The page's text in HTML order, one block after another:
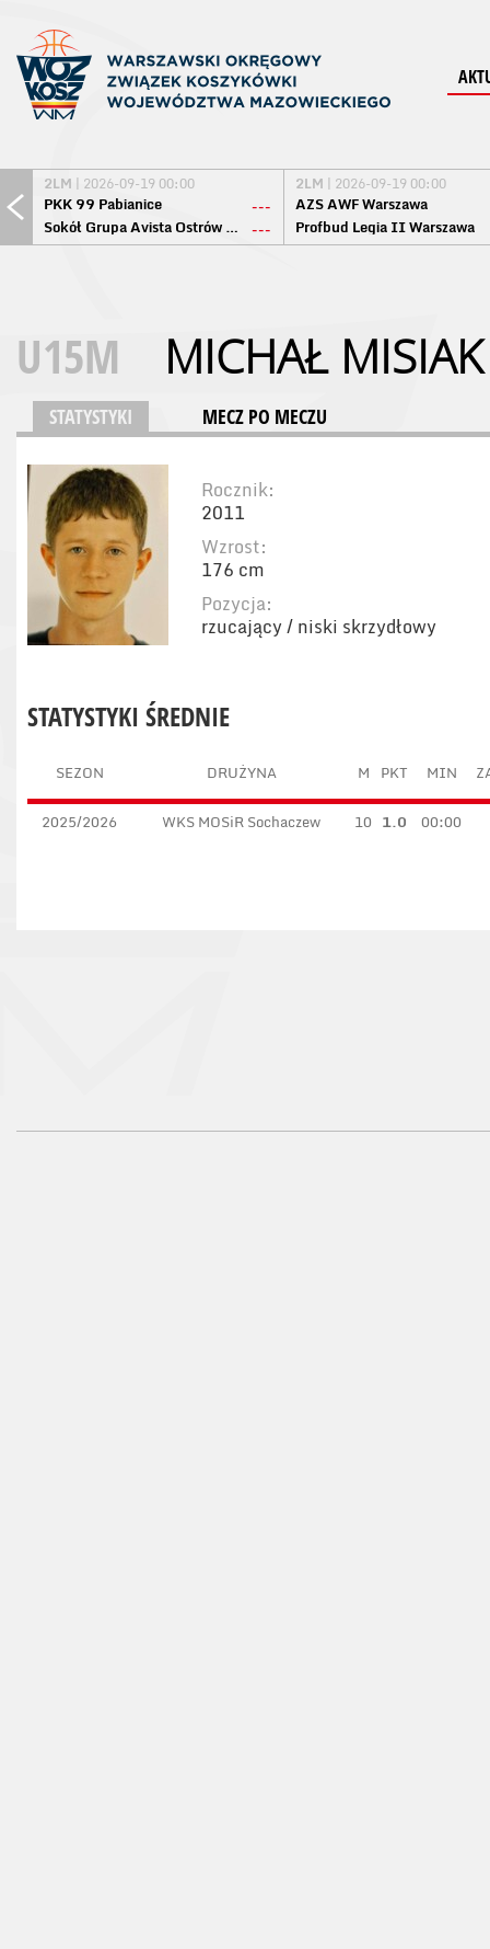
2LM | 2026-09-19 00:00
PKK 99 Pabianice
---
Sokół Grupa Avista Ostrów Maz. ---
2LM | 2026-09-19 00:00
AZS AWF Warszawa
Profbud Legia II Warszawa
U15M MICHAŁ MISIAK
STATYSTYKI MECZ PO MECZU
Rocznik:
2011
Wzrost:
176 cm
Pozycja:
rzucający / niski skrzydłowy
STATYSTYKI ŚREDNIE
SEZON DRUŻYNA M PKT MIN
2025/2026 WKS MOSiR Sochaczew 10 1.0 00:00